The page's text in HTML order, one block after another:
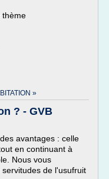
thème
»
? - GVB
avantages : celle
en continuant à
Nous vous
de l'usufruit